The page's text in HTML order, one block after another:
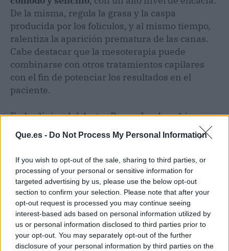
Que.es - Do Not Process My Personal Information
If you wish to opt-out of the sale, sharing to third parties, or
processing of your personal or sensitive information for
targeted advertising by us, please use the below opt-out
section to confirm your selection. Please note that after your
opt-out request is processed you may continue seeing
interest-based ads based on personal information utilized by
us or personal information disclosed to third parties prior to
your opt-out. You may separately opt-out of the further
disclosure of your personal information by third parties on the
De la misma, regula la grasa y la caspa
producida por los folículos, y al mismo tiempo,
ralentiza la aparición prematura de las canas.
Cabe destacar que la mesoterapia puede
combinarse con otros tratamientos capilares
con el fin de potenciar los resultados en el
paciente.
En la clínica del doctor Bruno Jacobovski se
ofrece a los pacientes un diagnóstico gratuito
para determinar su caso particular y establecer
el número de sesiones necesarias de
mesoterapia para garantizar resultados.
Ponerse en las manos de este profesional
significa contar con uno de los más prestigiosos
especialistas en tricología y procedimientos
capilares de toda España.
Artículo anterior Artículo siguiente